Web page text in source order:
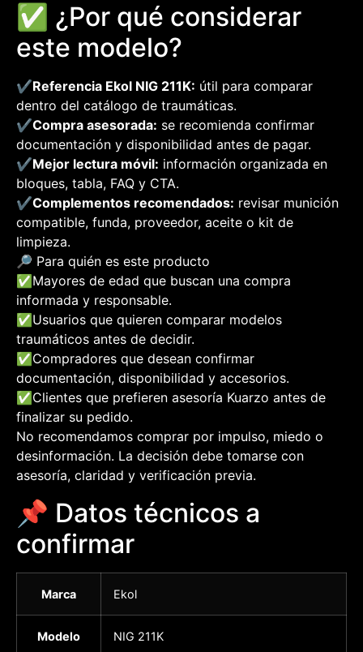
✅ ¿Por qué considerar
este modelo?
✔️Referencia Ekol NIG 211K: útil para comparar
dentro del catálogo de traumáticas.
✔️Compra asesorada: se recomienda confirmar
documentación y disponibilidad antes de pagar.
✔️Mejor lectura móvil: información organizada en
bloques, tabla, FAQ y CTA.
✔️Complementos recomendados: revisar munición
compatible, funda, proveedor, aceite o kit de
limpieza.
🔎 Para quién es este producto
✅ Mayores de edad que buscan una compra
informada y responsable.
✅ Usuarios que quieren comparar modelos
traumáticos antes de decidir.
✅ Compradores que desean confirmar
documentación, disponibilidad y accesorios.
✅ Clientes que prefieren asesoría Kuarzo antes de
finalizar su pedido.
No recomendamos comprar por impulso, miedo o
desinformación. La decisión debe tomarse con
asesoría, claridad y verificación previa.
📌 Datos técnicos a
confirmar
Marca Ekol
Modelo NIG 211K